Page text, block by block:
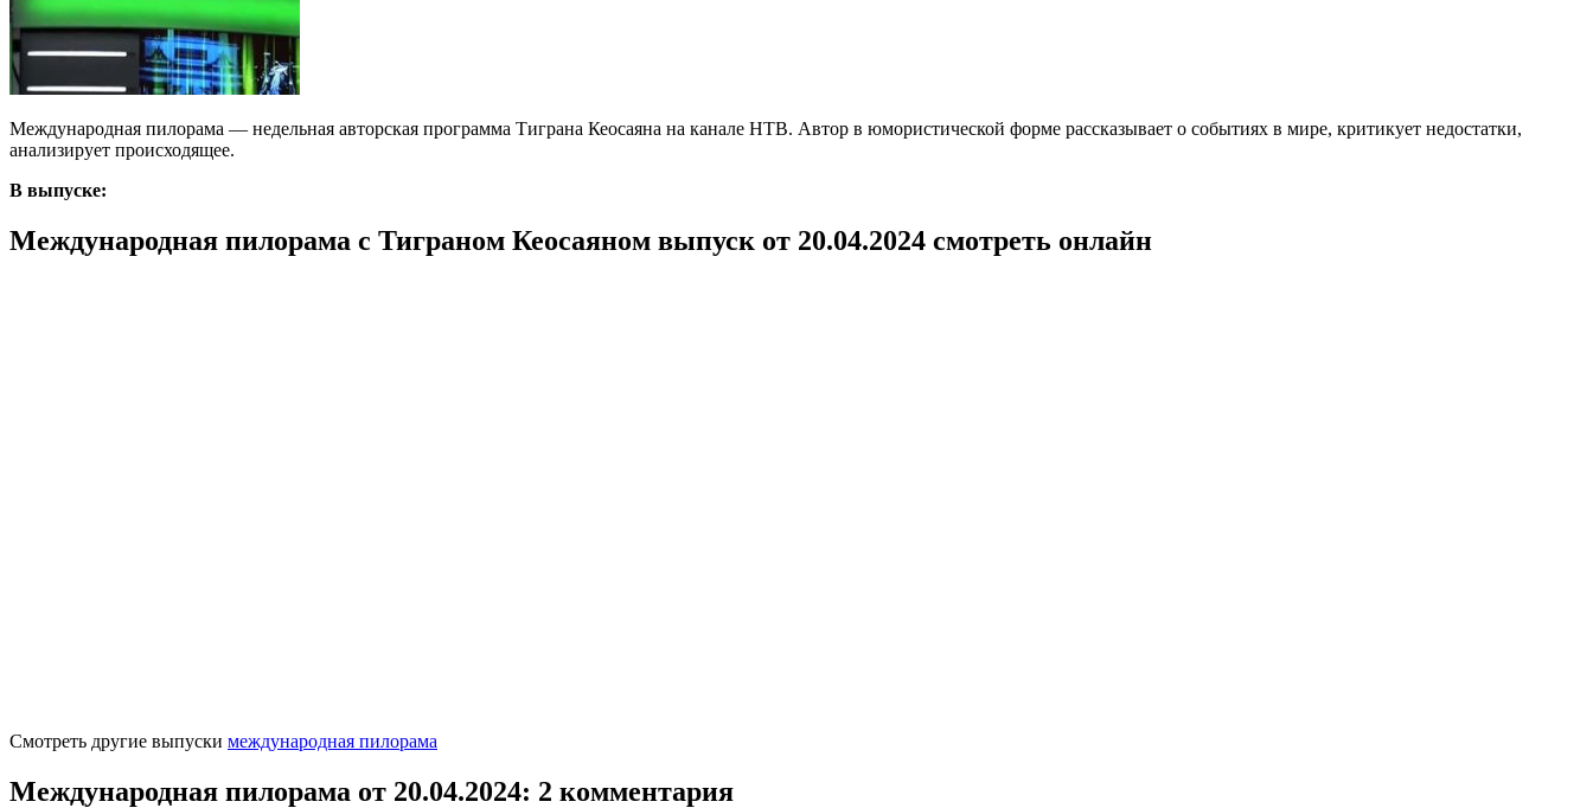
Международная пилорама — недельная авторская программа Тиграна Кеосаяна на канале НТВ. Автор в юмористической форме рассказывает о событиях в мире, критикует недостатки,
анализирует происходящее.
В выпуске:
Международная пилорама с Тиграном Кеосаяном выпуск от 20.04.2024 смотреть онлайн
Смотреть другие выпуски международная пилорама
Международная пилорама от 20.04.2024: 2 комментария